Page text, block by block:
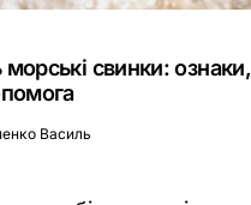
свинки: ознаки,
Василь